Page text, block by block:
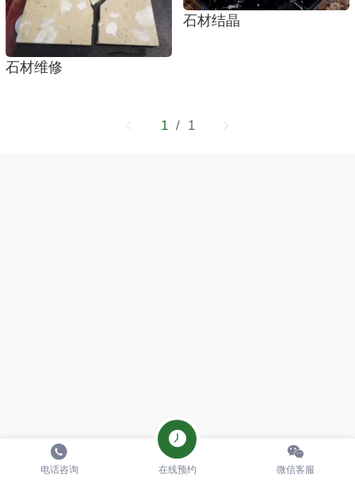
石材维修
石材结晶
1 / 1
电话咨询 在线预约 微信客服